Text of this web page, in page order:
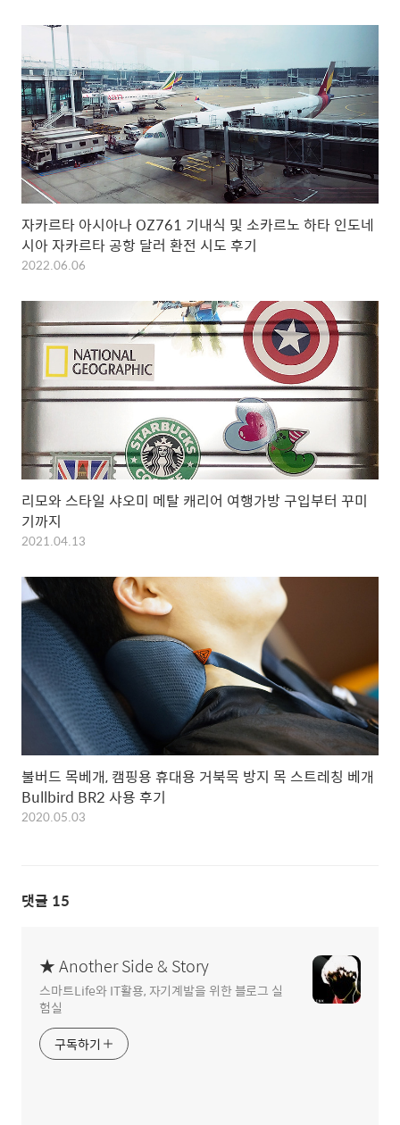
자카르타 아시아나 OZ761 기내식 및 소카르노 하타 인도네
시아 자카르타 공항 달러 환전 시도 후기
2022.06.06
리모와 스타일 샤오미 메탈 캐리어 여행가방 구입부터 꾸미
기까지
2021.04.13
불버드 목베개, 캠핑용 휴대용 거북목 방지 목 스트레칭 베개
Bullbird BR2 사용 후기
2020.05.03
댓글 15
★ Another Side & Story
스마트Life와 IT활용, 자기계발을 위한 블로그 실
험실
구독하기